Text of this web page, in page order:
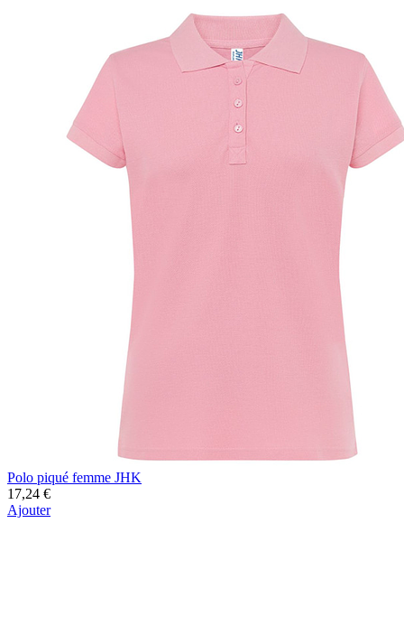
Polo piqué femme JHK
17,24 €
Ajouter